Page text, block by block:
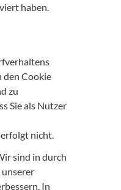
haben.
den Cookie
zu
Sie als Nutzer
nicht.
sind in durch
In